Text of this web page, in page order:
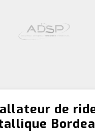
de